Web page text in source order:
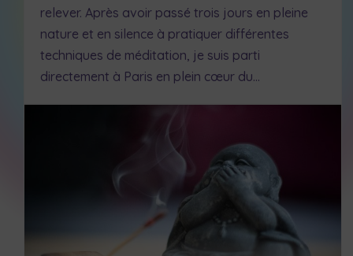
relever. Après avoir passé trois jours en pleine
nature et en silence à pratiquer différentes
techniques de méditation, je suis parti
directement à Paris en plein cœur du…